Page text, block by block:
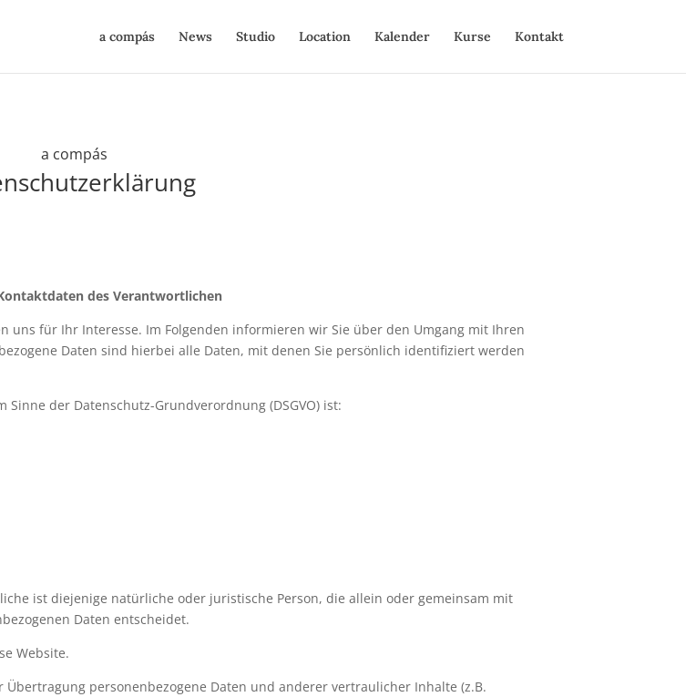
a compás News Studio Location Kalender Kurse Kontakt
a compás
des Verantwortlichen
uns für Ihr Interesse. Im Folgenden informieren wir Sie über den Umgang mit Ihren
Daten sind hierbei alle Daten, mit denen Sie persönlich identifiziert werden
der Datenschutz-Grundverordnung (DSGVO) ist:
ist diejenige natürliche oder juristische Person, die allein oder gemeinsam mit
Daten entscheidet.
Website.
personenbezogene Daten und anderer vertraulicher Inhalte (z.B.